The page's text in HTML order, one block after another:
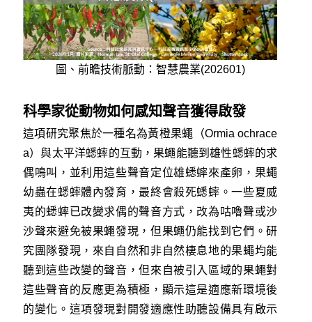
圖、前瞻技術脈動：智慧農業(202601)
科學家從動物如何感知聲音獲得啟發
這項研究聚焦於一種名為黃橙果蠅（Ormia ochrace
a）與太平洋蟋蟀的互動，果蠅能聽到雄性蟋蟀的求
偶鳴叫，並利用這些聲音定位雄蟋蟀來產卵，果蠅
幼蟲在蟋蟀體內發育，最終會殺死蟋蟀。一些夏威
夷的蟋蟀已改變求偶的聲音方式，改為咕嚕聲或沙
沙聲來避免被果蠅發現，但果蠅仍能找到它們。研
究團隊發現，來自自然和非自然棲息地的果蠅均能
聽到這些改變的聲音，但來自被引入區域的果蠅對
這些聲音的反應更為積極，顯示這是適應新環境後
的變化。這項發現對開發適應性助聽設備具有啟示